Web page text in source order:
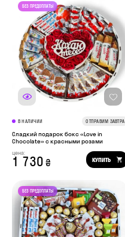
В НАЛИЧИИ ОТПРАВИМ ЗАВТРА
Сладкий подарок бокс «Love in
Chocolate» с красными розами
цена:
1 730 ₴ КУПИТЬ